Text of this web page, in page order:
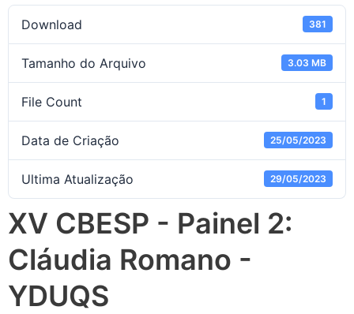
Download 381
Tamanho do Arquivo 3.03 MB
File Count 1
Data de Criação 25/05/2023
Ultima Atualização 29/05/2023
XV CBESP - Painel 2:
Cláudia Romano -
YDUQS